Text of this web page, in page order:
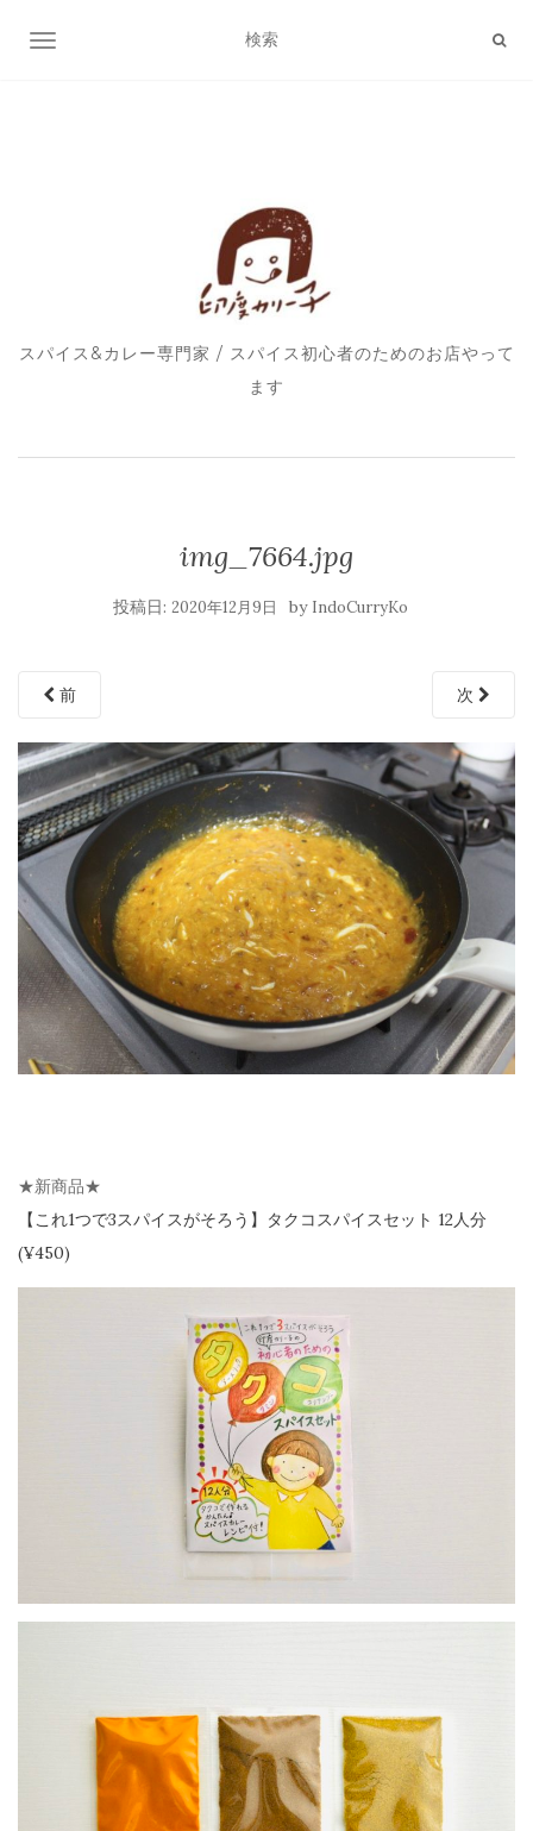
ナビゲーション切り替え
スパイス&カレー専門家 / スパイス初心者のためのお店やって
ます
img_7664.jpg
投稿日: 2020年12月9日 by IndoCurryKo
前 次
★新商品★
【これ1つで3スパイスがそろう】
タクコスパイスセット 12人分
(¥450)